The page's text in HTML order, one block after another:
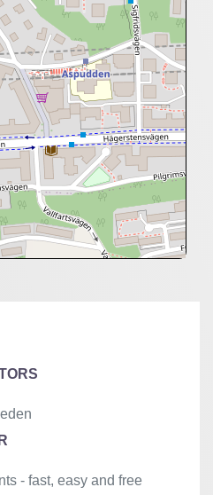
- fast, easy and free